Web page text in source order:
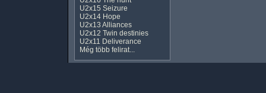
U2x15 Seizure
U2x14 Hope
U2x13 Alliances
U2x12 Twin destinies
U2x11 Deliverance
Még több felirat...